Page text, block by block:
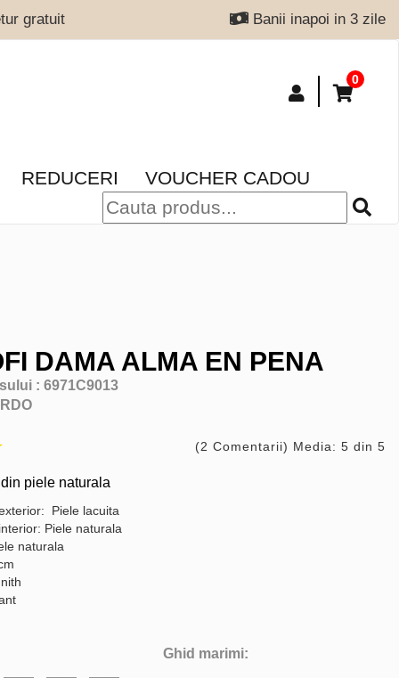
gratuit Banii inapoi in 3 zile
0
REDUCERI VOUCHER CADOU
DAMA ALMA EN PENA
: 6971C9013
(2 Comentarii) Media: 5 din 5
piele naturala
Piele lacuita
Piele naturala
naturala
Ghid marimi: